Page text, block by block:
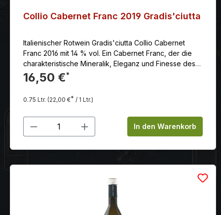
Collio Cabernet Franc 2019 Gradis'ciutta
Italienischer Rotwein Gradis'ciutta Collio Cabernet
Franc 2016 mit 14 % vol. Ein Cabernet Franc, der die
charakteristische Mineralik, Eleganz und Finesse des
einzigartigen Friulaner Terroirs sehr gut zum Ausdruck
bringt.
16,50 €*
0.75 Ltr. (22,00 €* / 1 Ltr.)
Produkt Anzahl: Gib denIn den Warenkorb